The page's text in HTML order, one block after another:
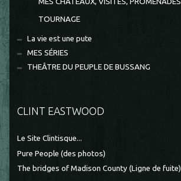
TOURNAGE
La vie est une pute
MES SÉRIES
THEÂTRE DU PEUPLE DE BUSSANG
CLINT EASTWOOD
Le Site Clintisque...
Pure People (des photos)
The bridges of Madison County (Ligne de fuite)